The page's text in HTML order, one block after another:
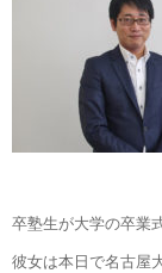
卒塾生が大学の卒業
彼女は本日で名古屋